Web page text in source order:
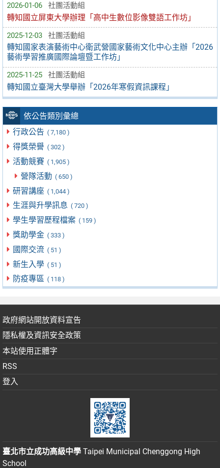
2026-01-06 社團活動組
轉知國立屏東大學辦理「高中生數位影像雙語工作坊」
2025-12-03 社團活動組
轉知國家表演藝術中心衛武營國家藝術文化中心主辦「2026
藝術學習推廣國際論壇暨工作坊」
2025-11-25 社團活動組
轉知國立臺灣大學舉辦「2026年寒假資訊課程」
依公告類別彙總
行政公告 ( 7,180 )
得獎榮譽 ( 302 )
活動競賽 ( 1,905 )
營隊活動 ( 650 )
研習講座 ( 1,044 )
生涯與升學訊息 ( 720 )
學生學習歷程檔案 ( 159 )
獎助學金 ( 333 )
國際交流 ( 51 )
新生入學 ( 51 )
防疫專區 ( 118 )
政府網站開放資料宣告
隱私權及資訊安全政策
本站使用正體字
RSS
登入
臺北市立成功高級中學 Taipei Municipal Chenggong High
School